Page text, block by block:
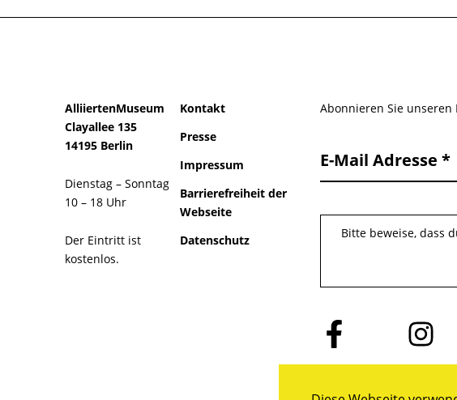
AlliiertenMuseum
Clayallee 135
14195 Berlin
Dienstag – Sonntag
10 – 18 Uhr
Der Eintritt ist
kostenlos.
Kontakt
Presse
Impressum
Barrierefreiheit der
Webseite
Datenschutz
Abonnieren Sie
E-Mail Adresse
Bitte beweise, dass
Folge
uns
auf
Folge
uns
auf